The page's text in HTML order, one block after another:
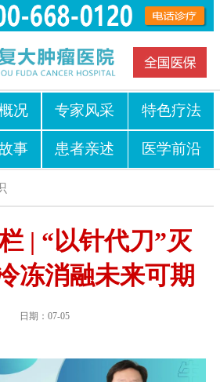
况 专家风采 特色疗法
事 患者亲述 医学前沿
| “以针代刀”灭
冻消融未来可期
日期：07-05